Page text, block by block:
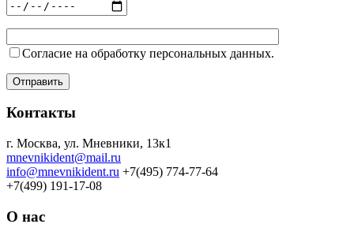
Согласие на обработку персональных данных.
Контакты
г. Москва, ул. Мневники, 13к1
mnevnikident@mail.ru
info@mnevnikident.ru +7(495) 774-77-64
+7(499) 191-17-08
О нас